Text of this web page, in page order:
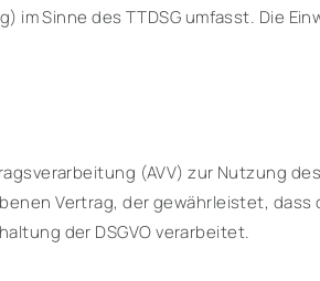
im Sinne des TTDSG umfasst. Die
(AVV) zur Nutzung
Vertrag, der gewährleistet,
der DSGVO verarbeitet.